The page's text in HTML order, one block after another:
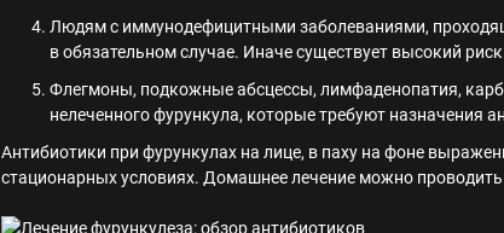
Людям с иммунодефицитными заболеваниями,
в обязательном случае. Иначе существует высокий
Флегмоны, подкожные абсцессы, лимфаденопатия,
нелеченного фурункула, которые требуют назначения
Антибиотики при фурункулах на лице, в паху на фоне
стационарных условиях. Домашнее лечение можно